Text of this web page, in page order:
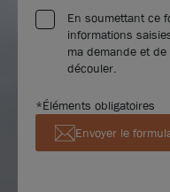
En soumettant ce
informations
ma demande et
découler.
*Éléments obligatoires
Envoyer le